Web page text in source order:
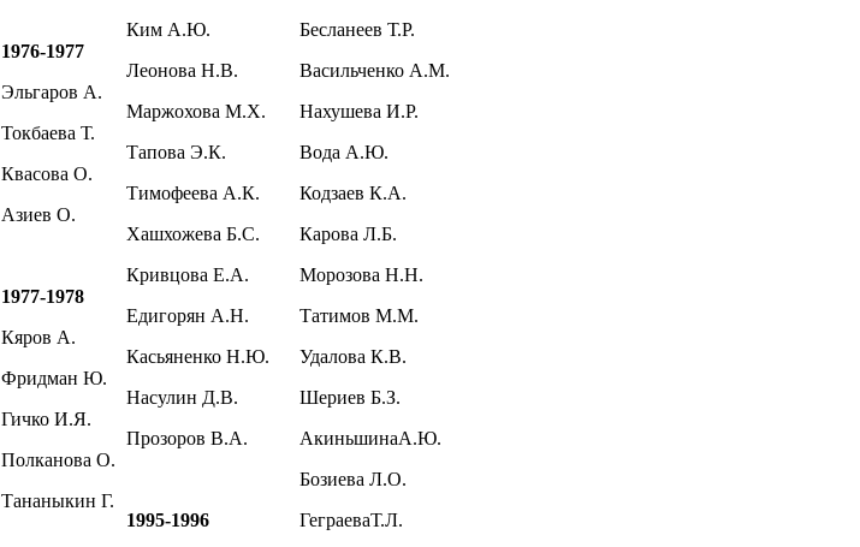
1976-1977
Эльгаров А.
Токбаева Т.
Квасова О.
Азиев О.
1977-1978
Кяров А.
Фридман Ю.
Гичко И.Я.
Полканова О.
Тананыкин Г.
Ким А.Ю.
Леонова Н.В.
Маржохова М.Х.
Тапова Э.К.
Тимофеева А.К.
Хашхожева Б.С.
Кривцова Е.А.
Едигорян А.Н.
Касьяненко Н.Ю.
Насулин Д.В.
Прозоров В.А.
1995-1996
Бесланеев Т.Р.
Васильченко А.М.
Нахушева И.Р.
Вода А.Ю.
Кодзаев К.А.
Карова Л.Б.
Морозова Н.Н.
Татимов М.М.
Удалова К.В.
Шериев Б.З.
АкиньшинаА.Ю.
Бозиева Л.О.
ГеграеваТ.Л.